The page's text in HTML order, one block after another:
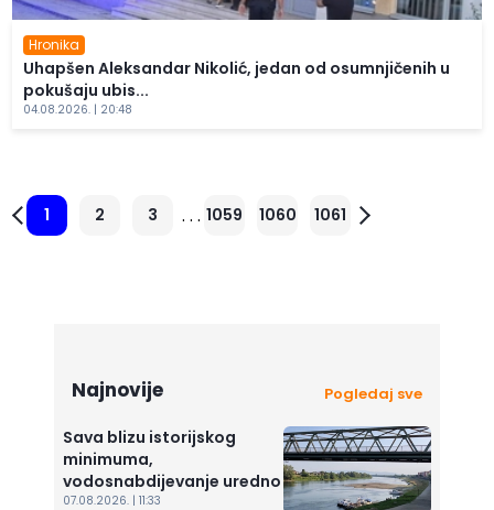
Hronika
Uhapšen Aleksandar Nikolić, jedan od osumnjičenih u
pokušaju ubis...
04.08.2026. | 20:48
1 2 3 . . . 1059 1060 1061
Najnovije Pogledaj sve
Sava blizu istorijskog
minimuma,
vodosnabdijevanje uredno
07.08.2026. | 11:33